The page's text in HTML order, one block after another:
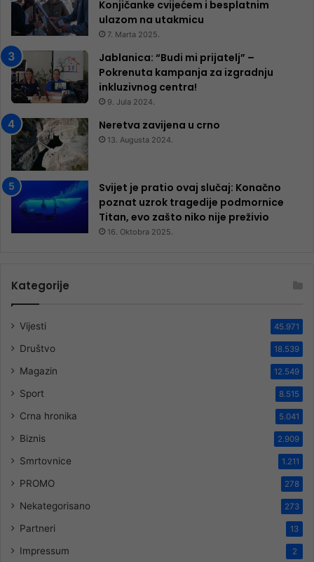
Konjičanke cvijećem i besplatnim
ulazom na utakmicu
7. Marta 2025.
Jablanica: “Budi mi prijatelj” –
Pokrenuta kampanja za izgradnju
inkluzivnog centra!
9. Jula 2024.
Neretva zavijena u crno
13. Augusta 2024.
Svijet je pratio ovaj slučaj: Konačno
poznat uzrok tragedije podmornice
Titan, evo zašto niko nije preživio
16. Oktobra 2025.
Kategorije
Vijesti 45.971
Društvo 18.539
Magazin 12.549
Sport 8.515
Crna hronika 5.041
Biznis 2.909
Smrtovnice 1.211
PROMO 278
Nekategorisano 273
Partneri 13
Impressum 2